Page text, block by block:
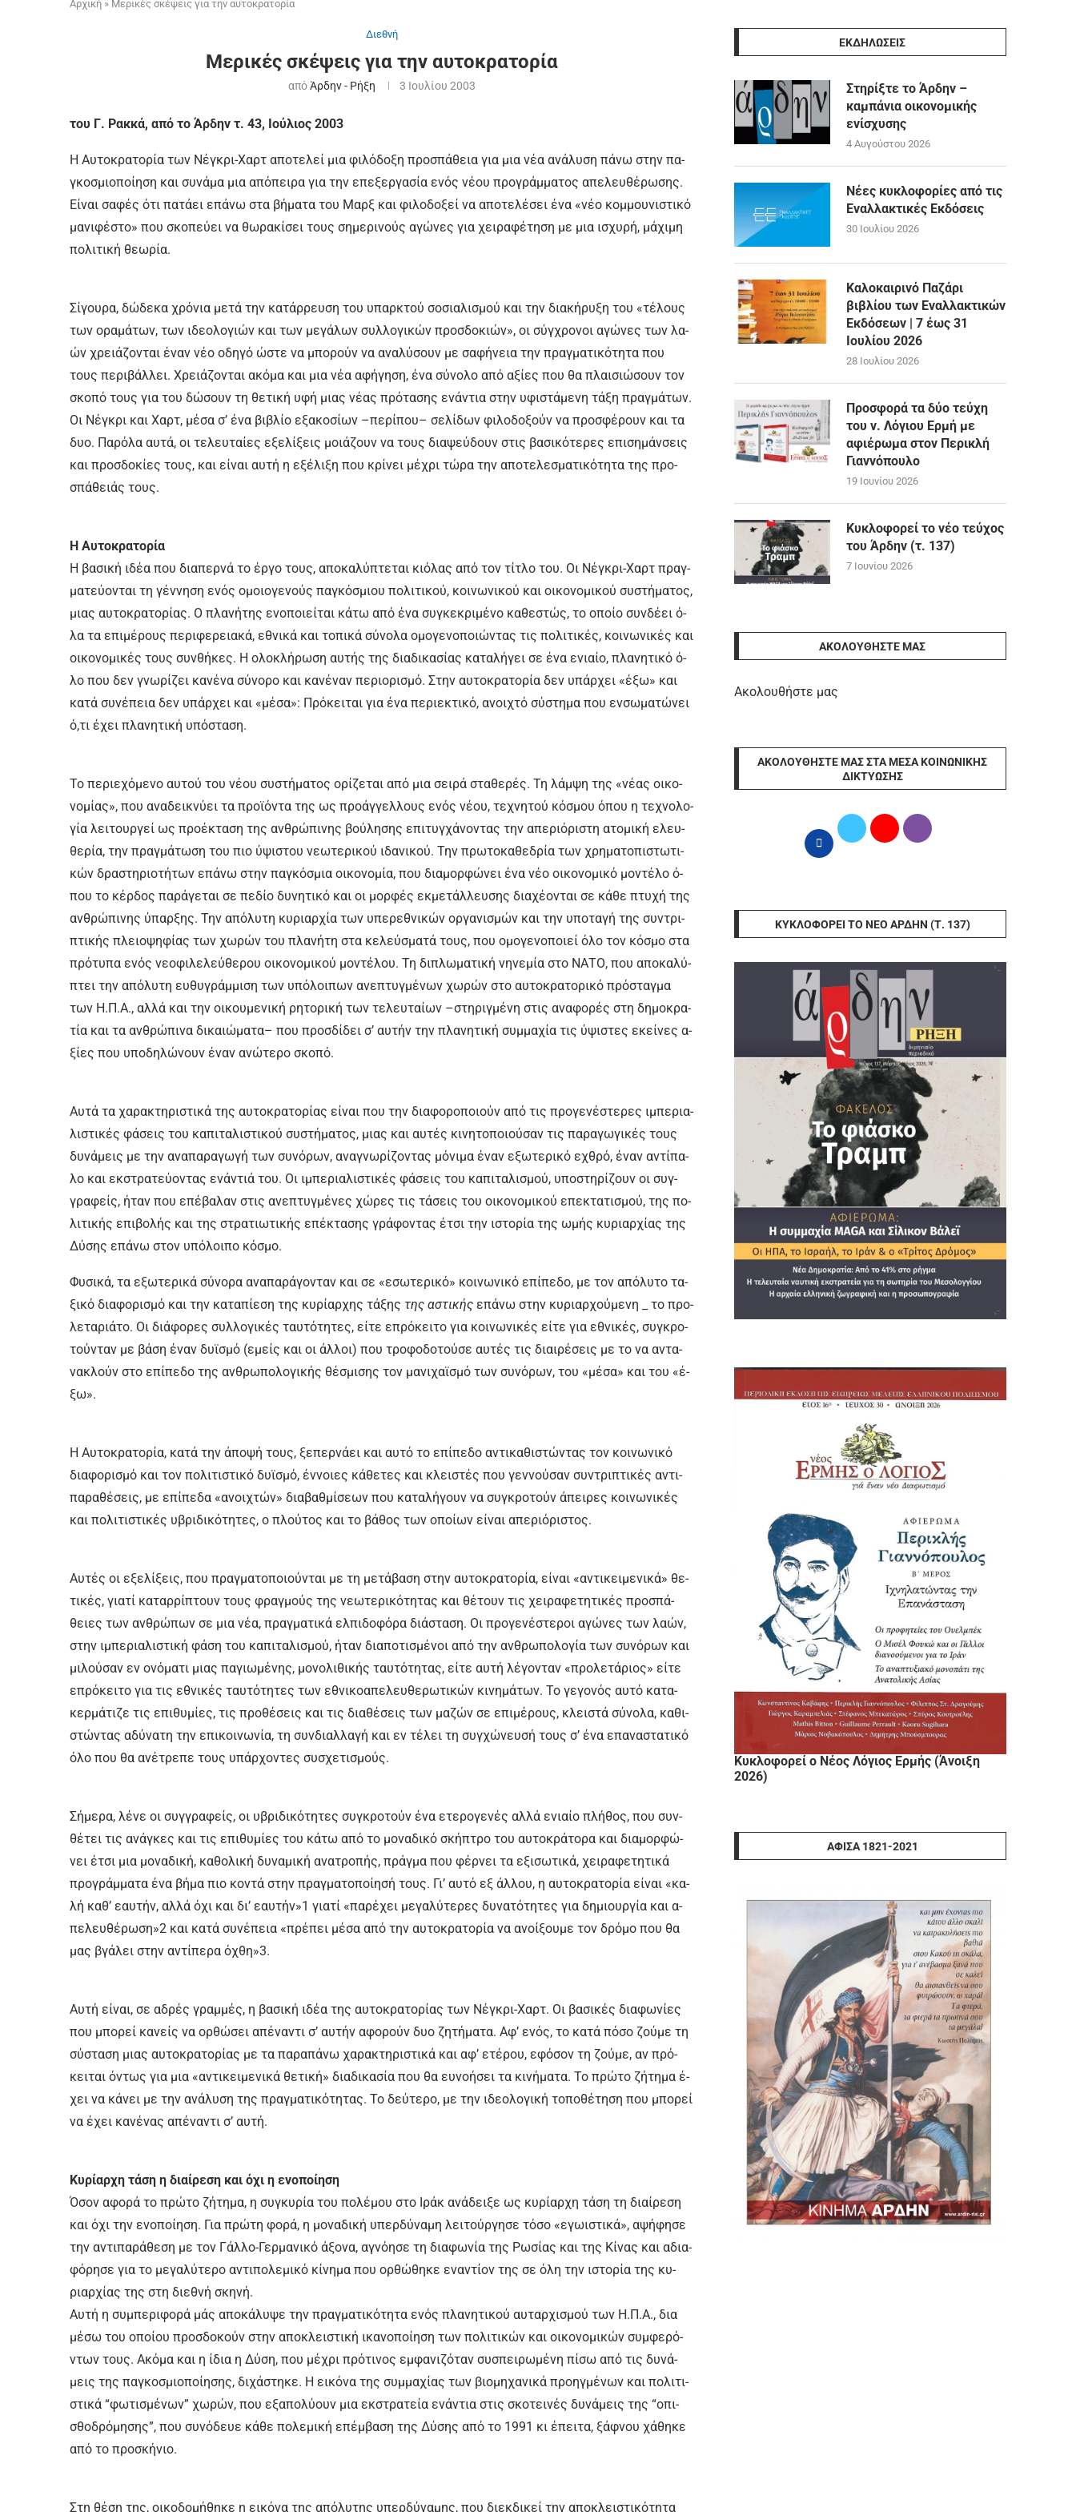
Αρχική » Μερικές σκέψεις για την αυτοκρατορία
Διεθνή
Μερικές σκέψεις για την αυτοκρατορία
απόΆρδην - Ρήξη 3 Ιουλίου 2003
του Γ. Ρακκά, από το Άρδην τ. 43, Ιούλιος 2003
Η Αυ­το­κρα­το­ρί­α των Νέ­γκρι-Χαρ­τ α­πο­τε­λεί μια φι­λό­δο­ξη προ­σπά­θεια για μια νέ­α α­νά­λυ­ση πά­νω στην πα­
γκο­σμιο­ποί­η­ση και συ­νά­μα μια α­πό­πει­ρα για την ε­πε­ξερ­γα­σί­α ε­νός νέ­ου προ­γράμ­μα­τος α­πε­λευ­θέ­ρω­σης.
Εί­ναι σα­φές ό­τι πα­τά­ει ε­πά­νω στα βή­μα­τα του Μαρ­ξ και φι­λο­δο­ξεί να α­πο­τε­λέ­σει έ­να «νέ­ο κομ­μου­νι­στι­κό
μα­νι­φέ­στο» που σκο­πεύ­ει να θω­ρα­κί­σει τους ση­με­ρι­νούς α­γώ­νες για χει­ρα­φέ­τη­ση με μια ι­σχυ­ρή, μά­χι­μη
πο­λι­τι­κή θε­ω­ρί­α.
Σί­γου­ρα, δώ­δε­κα χρό­νια με­τά την κα­τάρ­ρευ­ση του υ­παρ­κτού σο­σια­λι­σμού και την δια­κή­ρυ­ξη του «τέ­λους
των ο­ρα­μά­των, των ι­δε­ο­λο­γιών και των με­γά­λων συλ­λο­γι­κών προσ­δο­κιών», οι σύγ­χρο­νοι α­γώ­νες των λα­
ών χρειά­ζο­νται έ­ναν νέ­ο ο­δη­γό ώ­στε να μπο­ρούν να α­να­λύ­σουν με σα­φή­νεια την πραγ­μα­τι­κό­τη­τα που
τους πε­ρι­βάλ­λει. Χρειά­ζο­νται α­κό­μα και μια νέ­α α­φή­γη­ση, έ­να σύ­νο­λο α­πό α­ξί­ες που θα πλαι­σιώ­σουν τον
σκο­πό τους για του δώ­σουν τη θε­τι­κή υ­φή μιας νέ­ας πρό­τα­σης ε­νά­ντια στην υ­φι­στά­με­νη τά­ξη πραγ­μά­των.
Οι Νέ­γκρι και Χαρ­τ, μέ­σα σ’ έ­να βι­βλί­ο ε­ξα­κο­σί­ων –πε­ρί­που– σε­λί­δων φι­λο­δο­ξούν να προ­σφέ­ρουν και τα
δυο. Πα­ρό­λα αυ­τά, οι τε­λευ­ταί­ες ε­ξε­λί­ξεις μοιά­ζουν να τους δια­ψεύ­δουν στις βα­σι­κό­τε­ρες ε­πι­ση­μάν­σεις
και προσ­δο­κί­ες τους, και εί­ναι αυ­τή η ε­ξέ­λι­ξη που κρί­νει μέ­χρι τώ­ρα την α­πο­τε­λε­σμα­τι­κό­τη­τα της προ­
σπά­θειάς τους.
Η Αυ­το­κρα­το­ρί­α
Η βα­σι­κή ι­δέ­α που δια­περ­νά το έρ­γο τους, α­πο­κα­λύ­πτε­ται κιό­λας α­πό τον τί­τλο του. Οι Νέ­γκρι-Χαρ­τ πραγ­
μα­τεύ­ο­νται τη γέν­νη­ση ε­νός ο­μοιο­γε­νούς πα­γκό­σμιου πο­λι­τι­κού, κοι­νω­νι­κού και οι­κο­νο­μι­κού συ­στή­μα­τος,
μιας αυ­το­κρα­το­ρί­ας. Ο πλα­νή­της ε­νο­ποιεί­ται κά­τω α­πό έ­να συ­γκε­κρι­μέ­νο κα­θε­στώς, το ο­ποί­ο συν­δέ­ει ό­
λα τα ε­πι­μέ­ρους πε­ρι­φε­ρεια­κά, ε­θνι­κά και το­πι­κά σύ­νο­λα ο­μο­γε­νο­ποιώ­ντας τις πο­λι­τι­κές, κοι­νω­νι­κές και
οι­κο­νο­μι­κές τους συν­θή­κες. Η ο­λο­κλή­ρω­ση αυ­τής της δια­δι­κα­σί­ας κα­τα­λή­γει σε έ­να ε­νιαί­ο, πλα­νη­τι­κό ό­
λο που δεν γνω­ρί­ζει κα­νέ­να σύ­νο­ρο και κα­νέ­ναν πε­ριο­ρι­σμό. Στην αυ­το­κρα­το­ρί­α δεν υ­πάρ­χει «έ­ξω» και
κα­τά συ­νέ­πεια δεν υ­πάρ­χει και «μέ­σα»: Πρό­κει­ται για έ­να πε­ριε­κτι­κό, α­νοι­χτό σύ­στη­μα που εν­σω­μα­τώ­νει
ό,τι έ­χει πλα­νη­τι­κή υ­πό­στα­ση.
Το πε­ριε­χό­με­νο αυ­τού του νέ­ου συ­στή­μα­τος ο­ρί­ζε­ται α­πό μια σει­ρά στα­θε­ρές. Τη λάμ­ψη της «νέ­ας οι­κο­
νο­μί­ας», που α­να­δει­κνύ­ει τα προ­ϊ­ό­ντα της ως προ­άγ­γε­λλους ε­νός νέ­ου, τε­χνη­τού κό­σμου ό­που η τε­χνο­λο­
γί­α λει­τουρ­γεί ως προ­έ­κτα­ση της αν­θρώ­πι­νης βού­λη­σης ε­πι­τυγ­χά­νο­ντας την α­πε­ριό­ρι­στη α­το­μι­κή ε­λευ­
θε­ρί­α, την πραγ­μά­τω­ση του πιο ύ­ψι­στου νε­ω­τε­ρι­κού ι­δα­νι­κού. Την πρω­το­κα­θε­δρί­α των χρη­μα­το­πι­στω­τι­
κών δρα­στη­ριο­τή­των ε­πά­νω στην πα­γκό­σμια οι­κο­νο­μί­α, που δια­μορ­φώ­νει έ­να νέ­ο οι­κο­νο­μι­κό μο­ντέ­λο ό­
που το κέρ­δος πα­ρά­γε­ται σε πε­δί­ο δυ­νη­τι­κό και οι μορ­φές εκ­με­τάλ­λευ­σης δια­χέ­ο­νται σε κά­θε πτυ­χή της
αν­θρώ­πι­νης ύ­παρ­ξης. Την α­πό­λυ­τη κυ­ριαρ­χί­α των υ­πε­ρε­θνι­κών ορ­γα­νι­σμών και την υ­πο­τα­γή της συ­ντρι­
πτι­κής πλειο­ψη­φί­ας των χω­ρών του πλα­νή­τη στα κε­λεύ­σμα­τά τους, που ο­μο­γε­νο­ποιεί ό­λο τον κό­σμο στα
πρό­τυ­πα ε­νός νε­ο­φι­λε­λεύ­θε­ρου οι­κο­νο­μι­κού μο­ντέ­λου. Τη δι­πλω­μα­τι­κή νη­νε­μί­α στο ΝΑ­ΤΟ, που α­πο­κα­λύ­
πτει την α­πό­λυ­τη ευ­θυ­γράμ­μι­ση των υ­πό­λοι­πων α­νε­πτυγ­μέ­νων χω­ρών στο αυ­το­κρα­το­ρι­κό πρό­σταγ­μα
των Η.Π.Α., αλ­λά και την οι­κου­με­νι­κή ρη­το­ρι­κή των τε­λευ­ταί­ων –στη­ριγ­μέ­νη στις α­να­φο­ρές στη δη­μο­κρα­
τί­α και τα αν­θρώ­πι­να δι­καιώ­μα­τα– που προσ­δί­δει σ’ αυ­τήν την πλα­νη­τι­κή συμ­μα­χί­α τις ύ­ψι­στες ε­κεί­νες α­
ξί­ες που υ­πο­δη­λώ­νουν έ­ναν α­νώ­τε­ρο σκο­πό.
Αυ­τά τα χα­ρα­κτη­ρι­στι­κά της αυ­το­κρα­το­ρί­ας εί­ναι που την δια­φο­ρο­ποιούν α­πό τις προ­γε­νέ­στε­ρες ι­μπε­ρια­
λι­στι­κές φά­σεις του κα­πι­τα­λι­στι­κού συ­στή­μα­τος, μιας και αυ­τές κι­νη­το­ποιού­σαν τις πα­ρα­γω­γι­κές τους
δυ­νά­μεις με την α­να­πα­ρα­γω­γή των συ­νό­ρων, α­να­γνω­ρί­ζο­ντας μό­νι­μα έ­ναν ε­ξω­τε­ρι­κό ε­χθρό, έ­ναν α­ντί­πα­
λο και εκ­στρα­τεύ­ο­ντας ε­νά­ντιά του. Οι ι­μπε­ρια­λι­στι­κές φά­σεις του κα­πι­τα­λι­σμού, υ­πο­στη­ρί­ζουν οι συγ­
γρα­φείς, ή­ταν που ε­πέ­βαλ­αν στις α­νε­πτυγ­μέ­νες χώ­ρες τις τά­σεις του οι­κο­νο­μι­κού ε­πε­κτα­τι­σμού, της πο­
λι­τι­κής ε­πι­βο­λής και της στρα­τιω­τι­κής ε­πέ­κτα­σης γρά­φο­ντας έ­τσι την ι­στο­ρί­α της ω­μής κυ­ριαρ­χί­ας της
Δύ­σης ε­πά­νω στον υ­πό­λοι­πο κό­σμο.
Φυ­σι­κά, τα ε­ξω­τε­ρι­κά σύ­νο­ρα α­να­πα­ρά­γο­νταν και σε «ε­σω­τε­ρι­κό» κοι­νω­νι­κό ε­πί­πε­δο, με τον α­πό­λυ­το τα­
ξι­κό δια­φο­ρι­σμό και την κα­τα­πί­ε­ση της κυ­ρί­αρ­χης τά­ξης της α­στι­κής ε­πά­νω στην κυ­ριαρ­χού­με­νη _ το προ­
λε­τα­ριά­το. Οι διά­φο­ρες συλ­λο­γι­κές ταυ­τό­τη­τες, εί­τε ε­πρό­κει­το για κοι­νω­νι­κές εί­τε για ε­θνι­κές, συ­γκρο­
τού­νταν με βά­ση έ­ναν δυ­ϊ­σμό (ε­μείς και οι άλ­λοι) που τρο­φο­δο­τού­σε αυ­τές τις διαι­ρέ­σεις με το να α­ντα­
να­κλούν στο ε­πί­πε­δο της αν­θρω­πο­λο­γι­κής θέ­σμι­σης τον μα­νι­χα­ϊ­σμό των συ­νό­ρων, του «μέ­σα» και του «έ­
ξω».
Η Αυ­το­κρα­το­ρί­α, κα­τά την ά­πο­ψή τους, ξε­περ­νά­ει και αυ­τό το ε­πί­πε­δο α­ντι­κα­θι­στώ­ντας τον κοι­νω­νι­κό
δια­φο­ρι­σμό και τον πο­λι­τι­στι­κό δυ­ϊ­σμό, έν­νοιες κά­θε­τες και κλει­στές που γεν­νού­σαν συ­ντρι­πτι­κές α­ντι­
πα­ρα­θέ­σεις, με ε­πί­πε­δα «α­νοι­χτών» δια­βαθ­μί­σε­ων που κα­τα­λή­γουν να συ­γκρο­τούν ά­πει­ρες κοι­νω­νι­κές
και πο­λι­τι­στι­κές υ­βρι­δι­κό­τη­τες, ο πλού­τος και το βά­θος των ο­ποί­ων εί­ναι α­πε­ριό­ρι­στος.
Αυ­τές οι ε­ξε­λί­ξεις, που πραγ­μα­το­ποιού­νται με τη με­τά­βα­ση στην αυ­το­κρα­το­ρί­α, εί­ναι «α­ντι­κει­με­νι­κά» θε­
τι­κές, για­τί κα­ταρ­ρί­πτουν τους φραγ­μούς της νε­ω­τε­ρι­κό­τη­τας και θέ­τουν τις χει­ρα­φε­τη­τι­κές προ­σπά­
θειες των αν­θρώ­πων σε μια νέ­α, πραγ­μα­τι­κά ελ­πι­δο­φό­ρα διά­στα­ση. Οι προ­γε­νέ­στε­ροι α­γώ­νες των λα­ών,
στην ι­μπε­ρια­λι­στι­κή φά­ση του κα­πι­τα­λι­σμού, ή­ταν δια­πο­τι­σμέ­νοι α­πό την αν­θρω­πο­λο­γί­α των συ­νό­ρων και
μι­λού­σαν εν ο­νό­μα­τι μιας πα­γιω­μέ­νης, μο­νο­λι­θι­κής ταυ­τό­τη­τας, εί­τε αυ­τή λέ­γο­νταν «προ­λε­τά­ριος» εί­τε
ε­πρό­κει­το για τις ε­θνι­κές ταυ­τό­τη­τες των ε­θνι­κο­α­πε­λευ­θε­ρω­τι­κών κι­νη­μά­των. Το γε­γο­νός αυ­τό κα­τα­
κερ­μά­τι­ζε τις ε­πι­θυ­μί­ες, τις προ­θέ­σεις και τις δια­θέ­σεις των μα­ζών σε ε­πι­μέ­ρους, κλει­στά σύ­νο­λα, κα­θι­
στώ­ντας α­δύ­να­τη την ε­πι­κοι­νω­νί­α, τη συν­διαλ­λα­γή και εν τέ­λει τη συγ­χώ­νευ­σή τους σ’ έ­να ε­πα­να­στα­τι­κό
ό­λο που θα α­νέ­τρε­πε τους υ­πάρ­χο­ντες συ­σχε­τι­σμούς.
Σή­με­ρα, λέ­νε οι συγ­γρα­φείς, οι υ­βρι­δι­κό­τη­τες συ­γκρο­τούν έ­να ε­τε­ρο­γε­νές αλ­λά ε­νιαί­ο πλή­θος, που συν­
θέ­τει τις α­νά­γκες και τις ε­πι­θυ­μί­ες του κά­τω από το μο­να­δι­κό σκή­πτρο του αυ­το­κρά­το­ρα και δια­μορ­φώ­
νει έ­τσι μια μο­να­δι­κή, κα­θο­λι­κή δυ­να­μι­κή α­να­τρο­πής, πράγ­μα που φέρ­νει τα ε­ξι­σω­τι­κά, χει­ρα­φε­τη­τι­κά
προ­γράμ­μα­τα έ­να βή­μα πιο κο­ντά στην πραγ­μα­το­ποί­η­σή τους. Γι’ αυ­τό εξ άλ­λου, η αυ­το­κρα­το­ρί­α εί­ναι «κα­
λή καθ’ ε­αυ­τήν, αλ­λά ό­χι και δι’ ε­αυ­τήν»1 για­τί «πα­ρέ­χει με­γα­λύ­τε­ρες δυ­να­τό­τη­τες για δη­μιουρ­γί­α και α­
πε­λευ­θέ­ρω­ση»2 και κα­τά συ­νέ­πεια «πρέ­πει μέ­σα α­πό την αυ­το­κρα­το­ρί­α να α­νοί­ξου­με τον δρό­μο που θα
μας βγά­λει στην α­ντί­πε­ρα ό­χθη»3.
Αυ­τή εί­ναι, σε α­δρές γραμ­μές, η βα­σι­κή ι­δέ­α της αυ­το­κρα­το­ρί­ας των Νέ­γκρι-Χαρ­τ. Οι βα­σι­κές δια­φω­νί­ες
που μπο­ρεί κα­νείς να ορ­θώ­σει α­πέ­να­ντι σ’ αυ­τήν α­φο­ρούν δυο ζη­τή­μα­τα. Αφ’ ε­νός, το κα­τά πό­σο ζού­με τη
σύ­στα­ση μιας αυ­το­κρα­το­ρί­ας με τα πα­ρα­πά­νω χα­ρα­κτη­ρι­στι­κά και αφ’ ε­τέ­ρου, ε­φό­σον τη ζού­με, αν πρό­
κει­ται ό­ντως για μια «α­ντι­κει­με­νι­κά θε­τι­κή» δια­δι­κα­σί­α που θα ευ­νο­ή­σει τα κι­νή­μα­τα. Το πρώ­το ζή­τη­μα έ­
χει να κά­νει με την α­νά­λυ­ση της πραγ­μα­τι­κό­τη­τας. Το δεύ­τε­ρο, με την ι­δε­ο­λο­γι­κή το­πο­θέ­τη­ση που μπο­ρεί
να έ­χει κα­νέ­νας α­πέ­να­ντι σ’ αυ­τή.
Κυ­ρί­αρ­χη τά­ση η διαί­ρε­ση και ό­χι η ε­νο­ποί­η­ση
Ό­σον α­φο­ρά το πρώ­το ζή­τη­μα, η συ­γκυ­ρί­α του πο­λέ­μου στο Ι­ράκ α­νά­δει­ξε ως κυ­ρί­αρ­χη τά­ση τη διαί­ρε­ση
και ό­χι την ε­νο­ποί­η­ση. Για πρώ­τη φο­ρά, η μο­να­δι­κή υ­περ­δύ­να­μη λει­τούρ­γη­σε τό­σο «ε­γω­ι­στι­κά», α­ψή­φη­σε
την α­ντι­πα­ρά­θε­ση με τον Γάλ­λο-Γερ­μα­νι­κό ά­ξο­να, αγνόησε τη δια­φω­νί­α της Ρω­σί­ας και της Κί­νας και α­δια­
φό­ρη­σε για το με­γα­λύ­τε­ρο α­ντι­πο­λε­μι­κό κί­νη­μα που ορ­θώ­θη­κε ε­να­ντί­ον της σε ό­λη την ι­στο­ρί­α της κυ­
ριαρ­χί­ας της στη διε­θνή σκη­νή.
Αυ­τή η συ­μπε­ρι­φο­ρά μάς α­πο­κά­λυ­ψε την πραγ­μα­τι­κό­τη­τα ε­νός πλα­νη­τι­κού αυ­ταρ­χι­σμού των Η.Π.Α., δια
μέ­σω του ο­ποί­ου προσ­δο­κούν στην α­πο­κλει­στι­κή ι­κα­νο­ποί­η­ση των πο­λι­τι­κών και οι­κο­νο­μι­κών συμ­φε­ρό­
ντων τους. Α­κό­μα και η ί­δια η Δύ­ση, που μέ­χρι πρό­τι­νος εμ­φα­νι­ζό­ταν συ­σπει­ρω­μέ­νη πί­σω α­πό τις δυ­νά­
μεις της πα­γκο­σμιο­ποί­η­σης, δι­χά­στη­κε. Η ει­κό­να της συμ­μα­χί­ας των βιο­μη­χα­νι­κά προ­ηγ­μέ­νων και πο­λι­τι­
στι­κά “φω­τι­σμέ­νων” χω­ρών, που ε­ξα­πο­λύ­ουν μια εκ­στρα­τεί­α ε­νά­ντια στις σκο­τει­νές δυ­νά­μεις της “ο­πι­
σθο­δρό­μη­σης”, που συ­νό­δευε κά­θε πο­λε­μι­κή ε­πέμ­βα­ση της Δύ­σης α­πό το 1991 κι έ­πει­τα, ξάφ­νου χά­θη­κε
α­πό το προ­σκή­νιο.
Στη θέ­ση της, οι­κο­δο­μή­θη­κε η ει­κό­να της α­πό­λυ­της υ­περ­δύ­να­μης, που διεκ­δι­κεί την α­πο­κλει­στι­κό­τη­τα
ΕΚΔΗΛΩΣΕΙΣ
Στηρίξτε το Άρδην –
καμπάνια οικονομικής
ενίσχυσης
4 Αυγούστου 2026
Νέες κυκλοφορίες από τις
Εναλλακτικές Εκδόσεις
30 Ιουλίου 2026
Καλοκαιρινό Παζάρι
βιβλίου των Εναλλακτικών
Εκδόσεων | 7 έως 31
Ιουλίου 2026
28 Ιουλίου 2026
Προσφορά τα δύο τεύχη
του ν. Λόγιου Ερμή με
αφιέρωμα στον Περικλή
Γιαννόπουλο
19 Ιουνίου 2026
Κυκλοφορεί το νέο τεύχος
του Άρδην (τ. 137)
7 Ιουνίου 2026
ΑΚΟΛΟΥΘΉΣΤΕ ΜΑΣ
Ακολουθήστε μας
ΑΚΟΛΟΥΘΉΣΤΕ ΜΑΣ ΣΤΑ ΜΈΣΑ ΚΟΙΝΩΝΙΚΉΣ
ΔΙΚΤΎΩΣΗΣ
ΚΥΚΛΟΦΟΡΕΊ ΤΟ ΝΈΟ ΆΡΔΗΝ (Τ. 137)
Κυκλοφορεί ο Νέος Λόγιος Ερμής (Άνοιξη
2026)
ΑΦΊΣΑ 1821-2021